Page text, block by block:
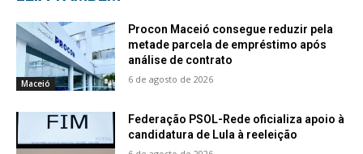
Maceió
Procon Maceió consegue reduzir pela
metade parcela de empréstimo após
análise de contrato
6 de agosto de 2026
Federação PSOL-Rede oficializa apoio à
candidatura de Lula à reeleição